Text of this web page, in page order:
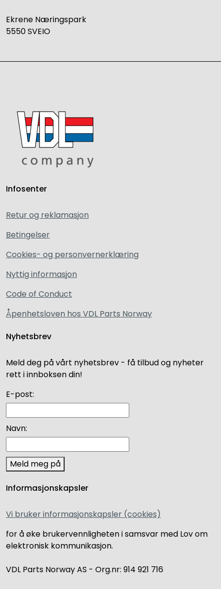
Ekrene Næringspark
5550 SVEIO
Infosenter
Retur og reklamasjon
Betingelser
Cookies- og personvernerklæring
Nyttig informasjon
Code of Conduct
Åpenhetsloven hos VDL Parts Norway
Nyhetsbrev
Meld deg på vårt nyhetsbrev - få tilbud og nyheter
rett i innboksen din!
E-post:
Navn:
Meld meg på
Informasjonskapsler
Vi bruker informasjonskapsler (cookies)
for å øke brukervennligheten i samsvar med Lov om
elektronisk kommunikasjon.
VDL Parts Norway AS - Org.nr: 914 921 716